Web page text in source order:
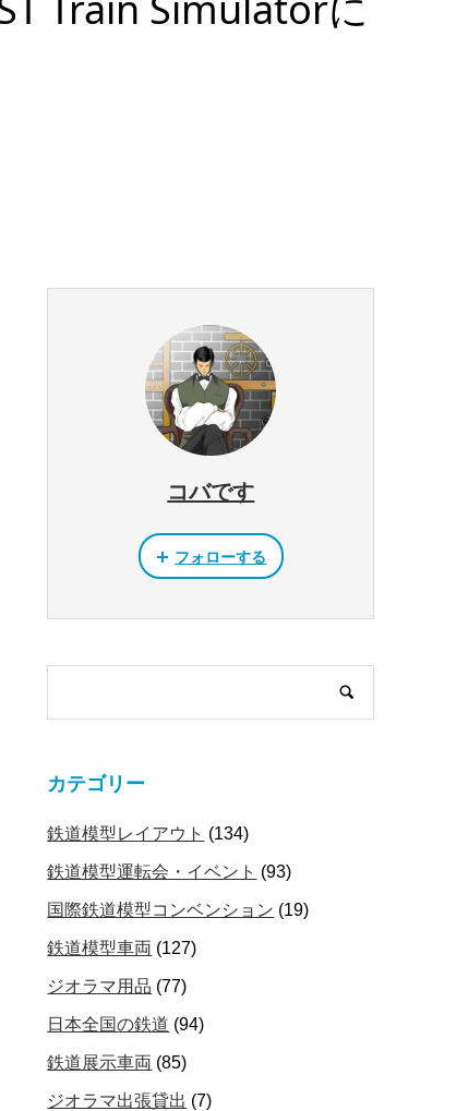
コバです
フォローする
カテゴリー
鉄道模型レイアウト (134)
鉄道模型運転会・イベント (93)
国際鉄道模型コンベンション (19)
鉄道模型車両 (127)
ジオラマ用品 (77)
日本全国の鉄道 (94)
鉄道展示車両 (85)
ジオラマ出張貸出 (7)